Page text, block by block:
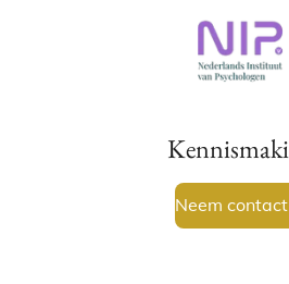
Neem